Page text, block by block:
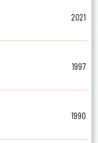
2021
1997
1990